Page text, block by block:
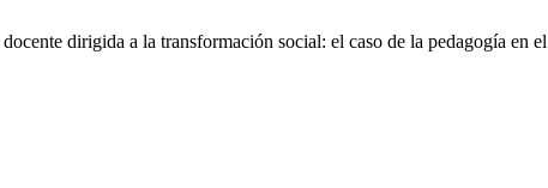
dirigida a la transformación social: el caso de la pedagogía en